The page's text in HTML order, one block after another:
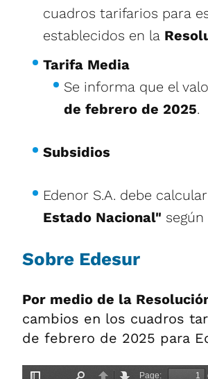
cuadros tarifarios para
establecidos en la
Tarifa Media
Se informa que el
de febrero de 2025.
Subsidios
Edenor S.A. debe
Estado Nacional"
Sobre Edesur
Por medio de la
cambios en los cuadros
de febrero de 2025 para